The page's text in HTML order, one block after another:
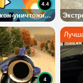
Дракон-уничтожитель
4.4
4